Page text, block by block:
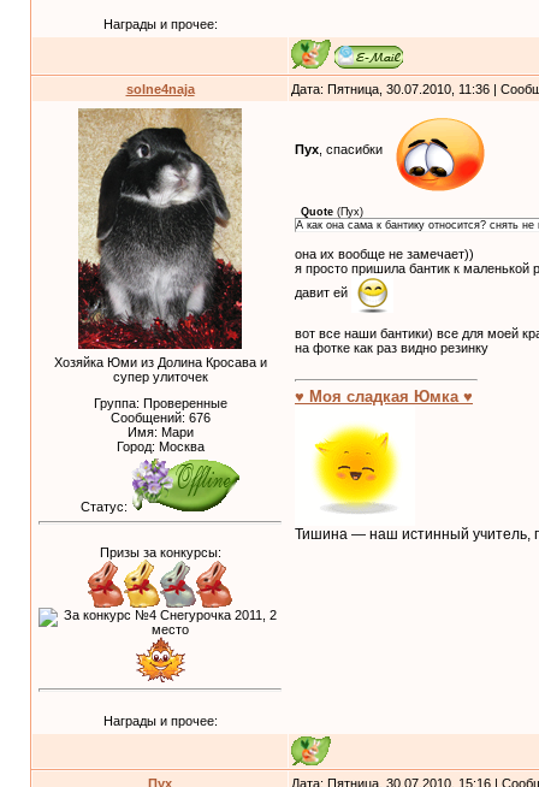
Награды и прочее:
solne4naja Дата: Пятница, 30.07.2010, 11:36 |
Хозяйка Юми из Долина Кросава и
супер улиточек
Группа: Проверенные
Сообщений: 676
Имя: Мари
Город: Москва
Статус:
Призы за конкурсы:
Награды и прочее:
Пух , спасибки
Quote (Пух)
А как она сама к бантику относится? снять не
она их вообще не замечает))
я просто пришила бантик к маленькой
давит ей
вот все наши бантики) все для моей
на фотке как раз видно резинку
♥ Моя сладкая Юмка ♥
Тишина — наш истинный учитель,
Пух Дата: Пятница, 30.07.2010, 15:16 |